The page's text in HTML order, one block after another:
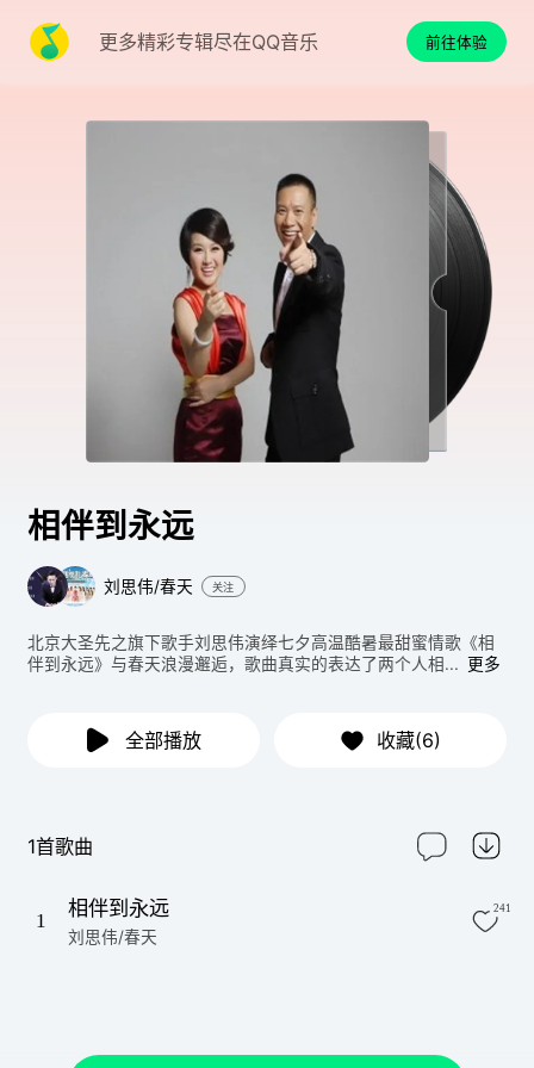
更多精彩专辑尽在QQ音乐 前往体验
相伴到永远
刘思伟/春天 关注
北京大圣先之旗下歌手刘思伟演绎七夕高温酷暑最甜蜜情歌《相
伴到永远》与春天浪漫邂逅，歌曲真实的表达了两个人相... 更多
全部播放 收藏(6)
1首歌曲
1
相伴到永远
刘思伟/春天
241